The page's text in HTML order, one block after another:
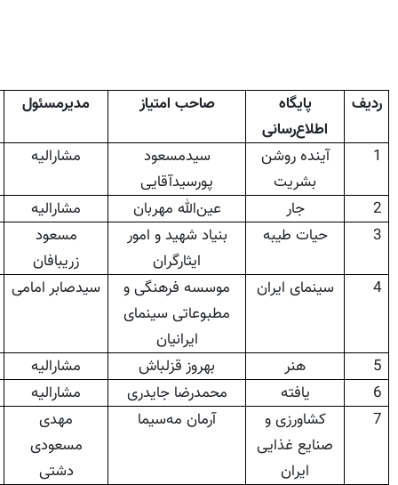
ردیف
پایگاه
اطلاع‌رسانی
صاحب امتیاز مدیرمسئول
1
آینده روشن
بشریت
سیدمسعود
پورسیدآقایی
مشارالیه
2 جار عین‌الله مهربان
مشارالیه
3
حیات طیبه
بنیاد شهید و امور
ایثارگران
مسعود
زریبافان
4
سینمای ایران
موسسه فرهنگی و
مطبوعاتی سینمای
ایرانیان
سیدصابر امامی
5 هنر بهروز قزلباش
مشارالیه
6
یافته محمدرضا جایدری
مشارالیه
7
کشاورزی و
صنایع غذایی
ایران
آرمان مه‌سیما
مهدی
مسعودی
دشتی